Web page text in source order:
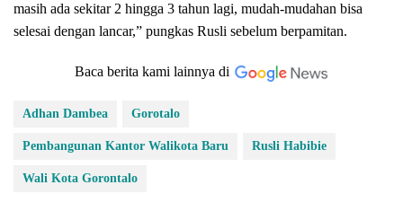
masih ada sekitar 2 hingga 3 tahun lagi, mudah-mudahan bisa
selesai dengan lancar,” pungkas Rusli sebelum berpamitan.
Baca berita kami lainnya di
Adhan Dambea Gorotalo
Pembangunan Kantor Walikota Baru Rusli Habibie
Wali Kota Gorontalo